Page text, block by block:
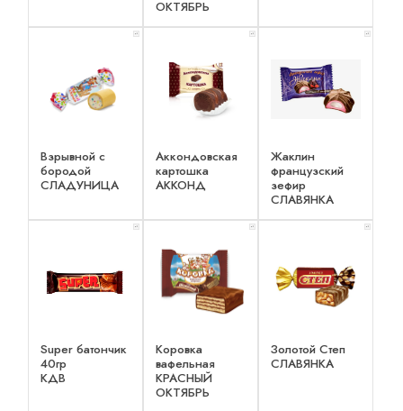
ОКТЯБРЬ
x 1
Взрывной с
бородой
СЛАДУНИЦА
x 1
Аккондовская
картошка
АККОНД
x 1
Жаклин
французский
зефир
СЛАВЯНКА
x 1
Super батончик
40гр
КДВ
x 1
Коровка
вафельная
КРАСНЫЙ
ОКТЯБРЬ
x 1
Золотой Степ
СЛАВЯНКА